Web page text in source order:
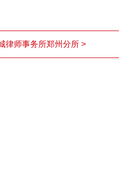
律师事务所郑州分所 >